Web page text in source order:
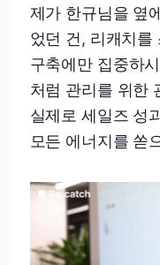
제가 한규님을 옆
었던 건, 리캐치를
구축에만 집중하
처럼 관리를 위한
실제로 세일즈 성
모든 에너지를 쏟